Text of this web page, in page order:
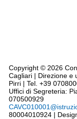
Copyright © 2026
Cagliari | Direzione e
Pirri | Tel. +39
Uffici di Segreteria:
070500929
80004010924 |